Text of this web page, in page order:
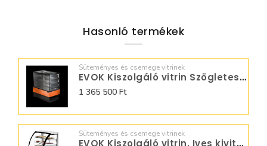
Hasonló termékek
Süteményes és csemege vitrinek
EVOK Kiszolgáló vitrin Szögletes kivitel T889555
1 365 500 Ft
Süteményes és csemege vitrinek
EVOK Kiszolgáló vitrin. Ives kivitel T889505